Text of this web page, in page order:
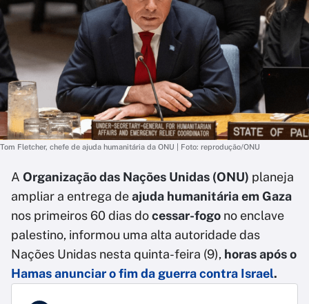
Tom Fletcher, chefe de ajuda humanitária da ONU | Foto: reprodução/ONU
A Organização das Nações Unidas (ONU) planeja
ampliar a entrega deajuda humanitária em Gaza
nos primeiros 60 dias docessar-fogo no enclave
palestino, informou uma alta autoridade das
Nações Unidas nesta quinta-feira (9), horas após o
Hamas anunciar o fim da guerra contra Israel.